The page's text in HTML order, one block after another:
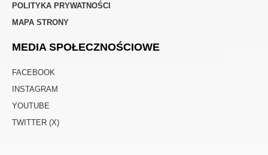
POLITYKA PRYWATNOŚCI
MAPA STRONY
MEDIA SPOŁECZNOŚCIOWE
FACEBOOK
INSTAGRAM
YOUTUBE
TWITTER (X)